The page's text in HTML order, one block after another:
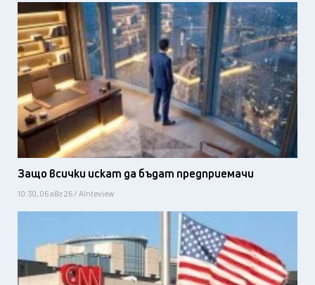
Защо всички искат да бъдат предприемачи
10:30, 06 авг 26 / AInteview